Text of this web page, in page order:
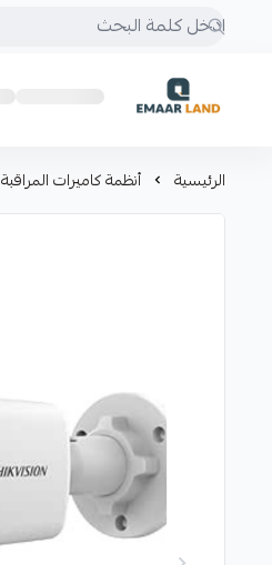
إعمار لاند
الرئيسية أنظمة كاميرات المراقبة